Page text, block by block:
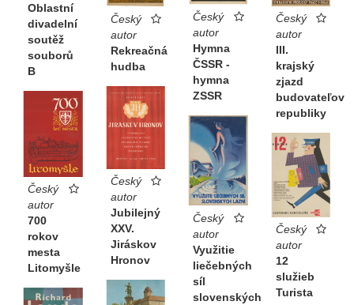
Oblastní
divadelní
soutěž
souborů
B
Český
autor
Rekreačná
hudba
Český
autor
Hymna
ČSSR -
hymna
ZSSR
Český
autor
III.
krajský
zjazd
budovateľov
republiky
Český
autor
Jubilejný
XXV.
Jiráskov
Hronov
Český
autor
700
rokov
mesta
Litomyšle
Český
autor
Využitie
liečebných
síl
slovenských
Český
autor
12
služieb
Turista